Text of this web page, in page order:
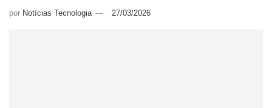
por Notícias Tecnologia 27/03/2026